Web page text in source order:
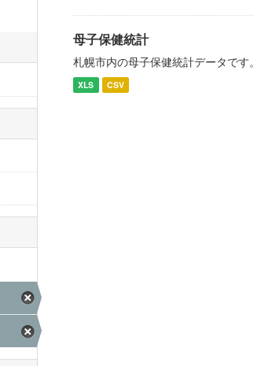
母子保健統計
札幌市内の母子保健統計データです。
XLS CSV